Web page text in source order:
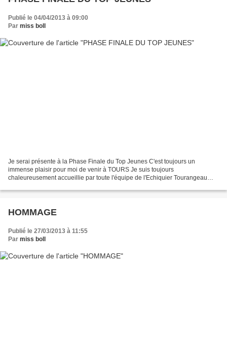
Publié le 04/04/2013 à 09:00
Par miss boll
Je serai présente à la Phase Finale du Top Jeunes C'est toujours un
immense plaisir pour moi de venir à TOURS Je suis toujours
chaleureusement accueillie par toute l'équipe de l'Echiquier Tourangeau
HOMMAGE
Publié le 27/03/2013 à 11:55
Par miss boll